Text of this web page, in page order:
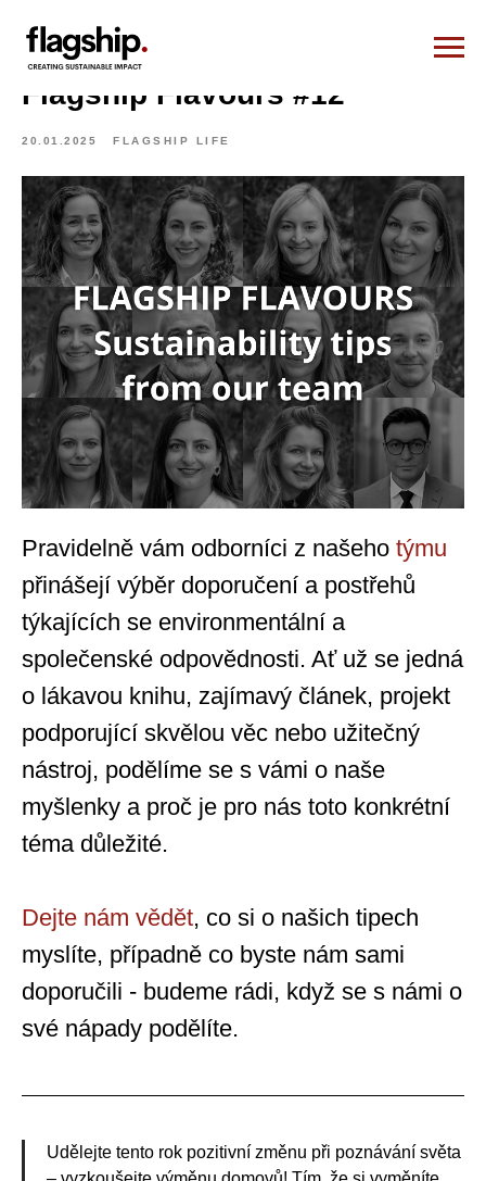
Flagship Flavours #12
20.01.2025 FLAGSHIP LIFE
Pravidelně vám odborníci z našeho týmu
přinášejí výběr doporučení a postřehů
týkajících se environmentální a
společenské odpovědnosti. Ať už se jedná
o lákavou knihu, zajímavý článek, projekt
podporující skvělou věc nebo užitečný
nástroj, podělíme se s vámi o naše
myšlenky a proč je pro nás toto konkrétní
téma důležité.
Dejte nám vědět, co si o našich tipech
myslíte, případně co byste nám sami
doporučili - budeme rádi, když se s námi o
své nápady podělíte.
Udělejte tento rok pozitivní změnu při poznávání světa